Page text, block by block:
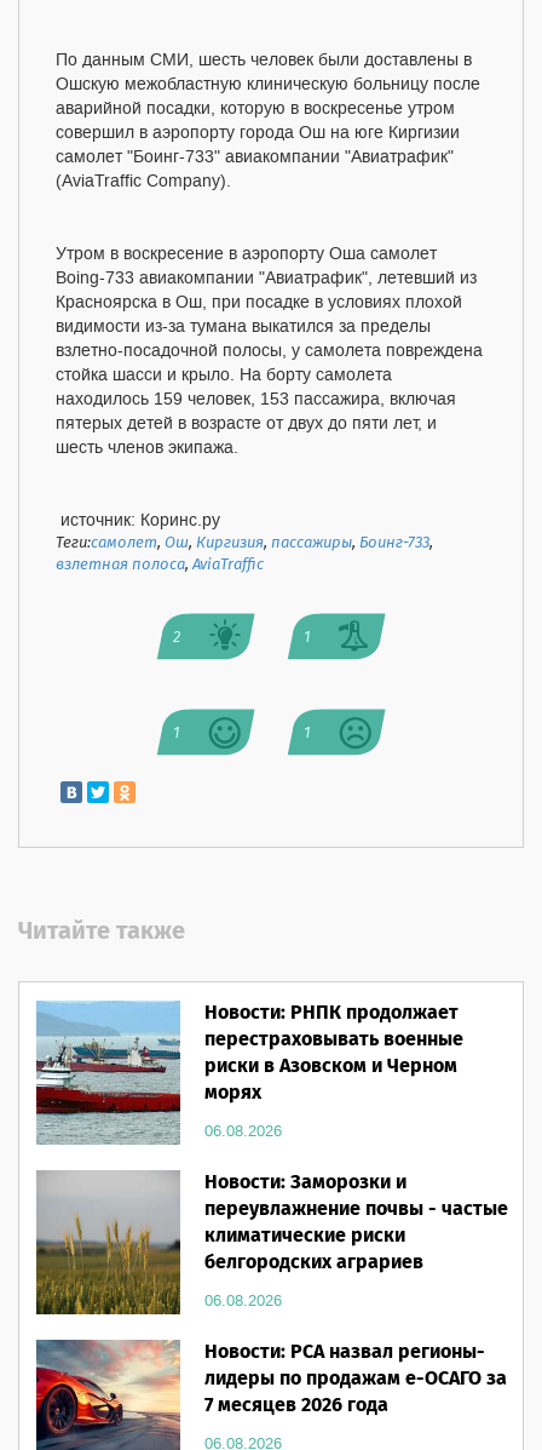
По данным СМИ, шесть человек были доставлены в
Ошскую межобластную клиническую больницу после
аварийной посадки, которую в воскресенье утром
совершил в аэропорту города Ош на юге Киргизии
самолет "Боинг-733" авиакомпании "Авиатрафик"
(AviaTraffic Company).
Утром в воскресение в аэропорту Оша самолет
Boing-733 авиакомпании "Авиатрафик", летевший из
Красноярска в Ош, при посадке в условиях плохой
видимости из-за тумана выкатился за пределы
взлетно-посадочной полосы, у самолета повреждена
стойка шасси и крыло. На борту самолета
находилось 159 человек, 153 пассажира, включая
пятерых детей в возрасте от двух до пяти лет, и
шесть членов экипажа.
источник: Коринс.ру
Теги:самолет,Ош, Киргизия,пассажиры, Боинг-733,
взлетная полоса,AviaTraffic
2 1
1 1
Читайте также
Новости: РНПК продолжает
перестраховывать военные
риски в Азовском и Черном
морях
06.08.2026
Новости: Заморозки и
переувлажнение почвы - частые
климатические риски
белгородских аграриев
06.08.2026
Новости: РСА назвал регионы-
лидеры по продажам е-ОСАГО за
7 месяцев 2026 года
06.08.2026